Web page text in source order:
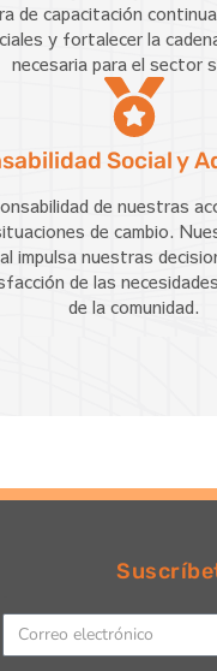
de capacitación
y fortalecer la
necesaria para el sector
Social y
de nuestras
de cambio.
impulsa nuestras
de las
de la comunidad.